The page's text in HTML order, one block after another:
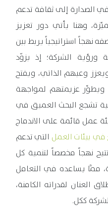
الصدارة إلى ثقافة تدعم
وهنا يأتي دور تعزيز
نهجاً استراتيجياً يربط بين
الشركة؛ إذ يزوّد
ويعزز وعيهم الذاتي، ويفتح
ويطوِّر عزيمتهم لمواجهة
تشجع البحث العميق في
عمل قائمة على الاندماج
في بيئات العمل التي تدعم
نهجاً مخصصاً لتنمية كل
ممَّا يساعده في التعامل
العنان لقدراته الكامنة،
ككل.